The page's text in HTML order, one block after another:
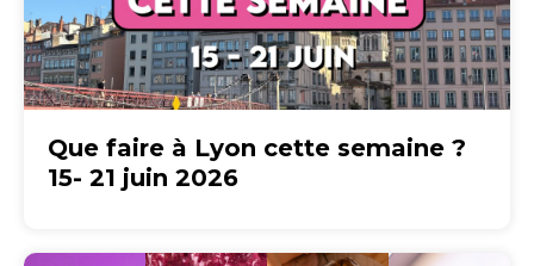
Que faire à Lyon cette semaine ?
15- 21 juin 2026